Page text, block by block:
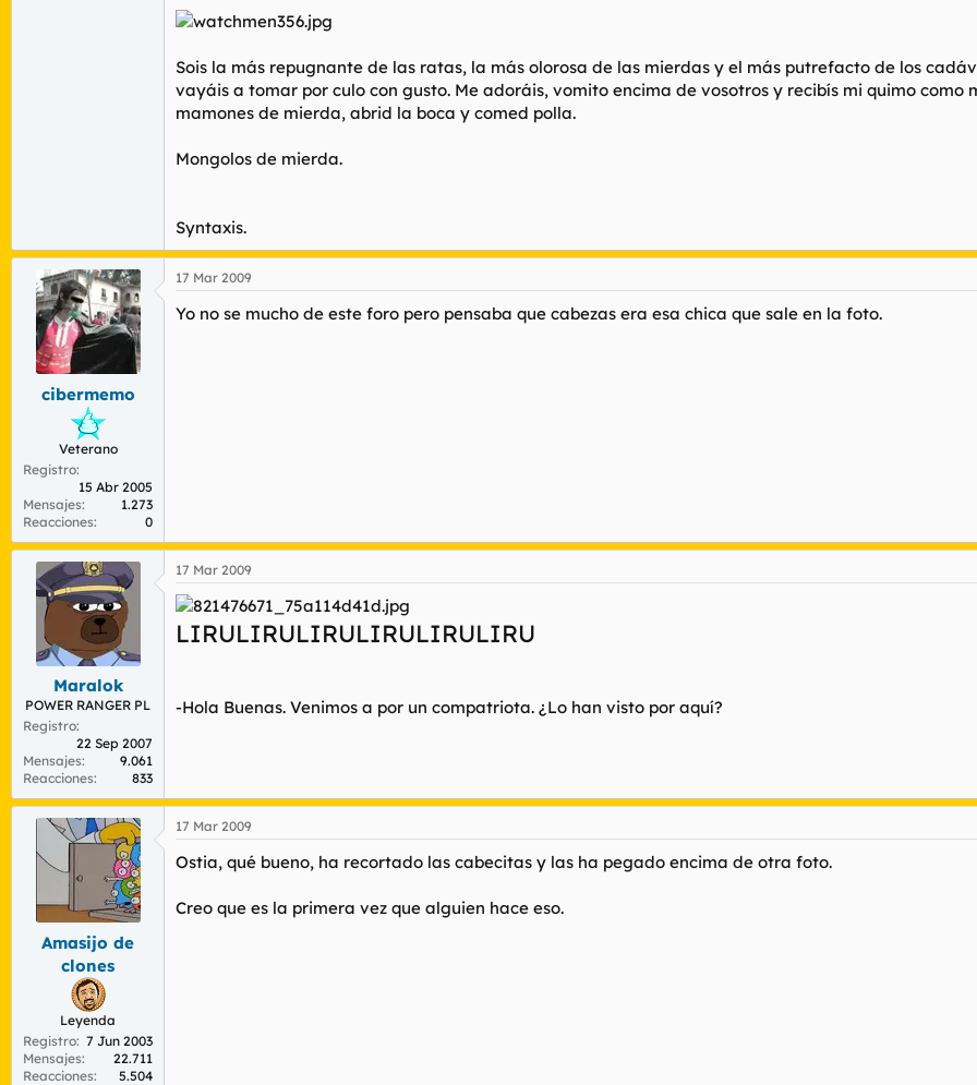
Sois la más repugnante de las ratas, la más olorosa de las mierdas y el más putrefacto de los
vayáis a tomar por culo con gusto. Me adoráis, vomito encima de vosotros y recibís mi quimo como
mamones de mierda, abrid la boca y comed polla.
Mongolos de mierda.
Syntaxis.
cibermemo
Veterano
Registro
15 Abr 2005
Mensajes
1.273
Reacciones
0
17 Mar 2009
Yo no se mucho de este foro pero pensaba que cabezas era esa chica que sale en la foto.
Maralok
POWER RANGER PL
Registro
22 Sep 2007
Mensajes
9.061
Reacciones
833
17 Mar 2009
LIRULIRULIRULIRULIRULIRU
-Hola Buenas. Venimos a por un compatriota. ¿Lo han visto por aquí?
Amasijo de
clones
Leyenda
Registro 7 Jun 2003
Mensajes
22.711
Reacciones
5.504
17 Mar 2009
Ostia, qué bueno, ha recortado las cabecitas y las ha pegado encima de otra foto.
Creo que es la primera vez que alguien hace eso.